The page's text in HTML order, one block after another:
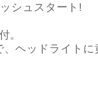
シュスタート!
。
、ヘッドライトに